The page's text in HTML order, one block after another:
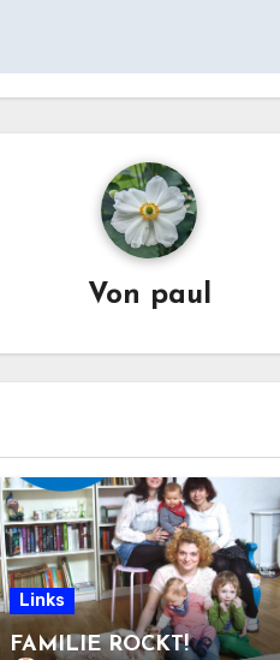
Von paul
Links
FAMILIE ROCKT!